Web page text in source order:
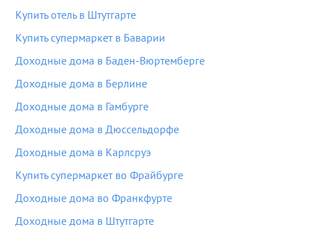
Купить отель в Штутгарте
Купить супермаркет в Баварии
Доходные дома в Баден-Вюртемберге
Доходные дома в Берлине
Доходные дома в Гамбурге
Доходные дома в Дюссельдорфе
Доходные дома в Карлсруэ
Купить супермаркет во Фрайбурге
Доходные дома во Франкфурте
Доходные дома в Штутгарте